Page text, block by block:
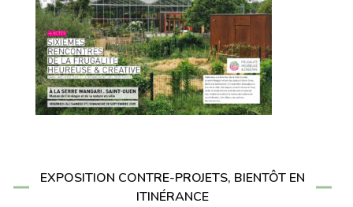
EXPOSITION CONTRE-PROJETS, BIENTÔT EN
ITINÉRANCE